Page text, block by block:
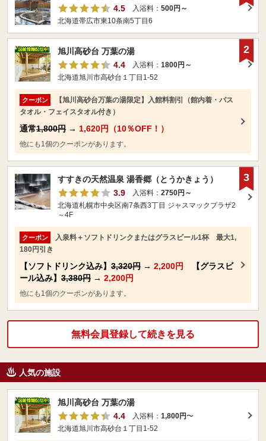
4.5
入浴料： 500円～
北海道帯広市東10条南5丁目6
旭川高砂台 万葉の湯
4.4
入浴料： 1800円～
北海道旭川市高砂台１丁目1-52
クーポン
【旭川高砂台万葉の湯限定】入館料割引（館内着・バス
タオル・フェイスタオル付き）
通常1,800円 → 1,620円（10％OFF！）
他にも1個のクーポンがあります。
2
すすきの天然温泉 湯香郷（とうかきょう）
3.9
入浴料： 2750円～
北海道札幌市中央区南7条西3丁目 ジャスマックプラザ2
～4F
クーポン
入泉料＋ソフトドリンクまたはグラスビール1杯 最大1,
180円引き
【ソフトドリンク込み】 3,320円 → 2,200円
【グラスビ
ール込み】 3,380円 → 2,200円
他にも1個のクーポンがあります。
3
無料会員登録して続きを見る
人気の施設
旭川高砂台 万葉の湯
4.4
入浴料： 1,800円〜
北海道旭川市高砂台１丁目1-52